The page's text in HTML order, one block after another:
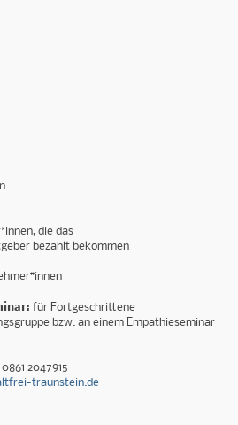
die das
bezahlt bekommen
für Fortgeschrittene
bzw. an einem Empathieseminar
2047915
traunstein.de